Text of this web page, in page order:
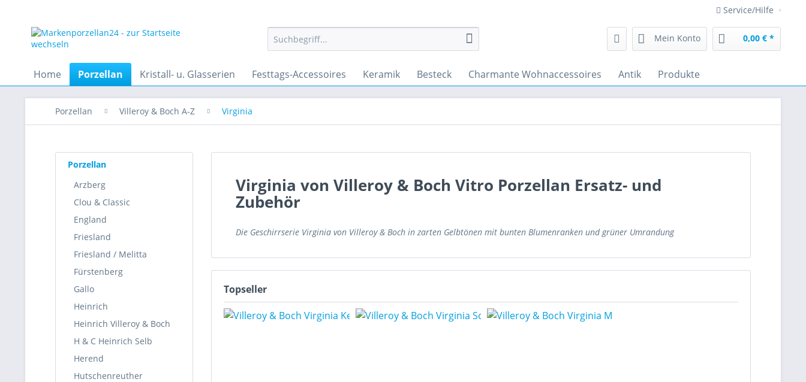
Service/Hilfe
Mein Konto 0,00 € *
Home Porzellan Kristall- u. Glasserien Festtags-Accessoires Keramik Besteck Charmante Wohnaccessoires Antik Produkte
Porzellan Villeroy & Boch A-Z Virginia
Porzellan
Arzberg
Clou & Classic
England
Friesland
Friesland / Melitta
Fürstenberg
Gallo
Heinrich
Heinrich Villeroy & Boch
H & C Heinrich Selb
Herend
Hutschenreuther
Virginia von Villeroy & Boch Vitro Porzellan Ersatz- und
Zubehör
Die Geschirrserie Virginia von Villeroy & Boch in zarten Gelbtönen mit bunten Blumenranken und grüner Umrandung
Topseller